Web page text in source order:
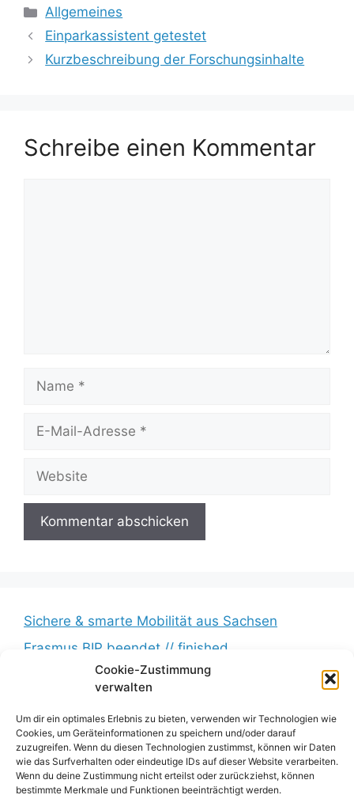
Cookie-Zustimmung
verwalten
Um dir ein optimales Erlebnis zu bieten, verwenden wir Technologien wie
Cookies, um Geräteinformationen zu speichern und/oder darauf
zuzugreifen. Wenn du diesen Technologien zustimmst, können wir Daten
wie das Surfverhalten oder eindeutige IDs auf dieser Website verarbeiten.
Wenn du deine Zustimmung nicht erteilst oder zurückziehst, können
bestimmte Merkmale und Funktionen beeinträchtigt werden.
Kategorien
Allgemeines
Einparkassistent getestet
Kurzbeschreibung der Forschungsinhalte
Schreibe einen Kommentar
Name
Website
Sichere & smarte Mobilität aus Sachsen
Erasmus BIP beendet // finished
Messkampagne erfolgreich beendet //
Measurement campaign successfully completed
BumbleB – Großer Andrang // Huge turnout
Zwischenbericht veröffentlicht // Interim report
published